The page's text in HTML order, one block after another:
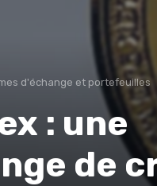
d'échange et portefeuilles
: une
de